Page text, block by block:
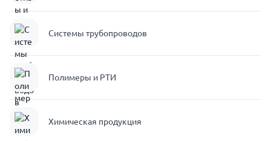
Системы трубопроводов
Полимеры и РТИ
Химическая продукция